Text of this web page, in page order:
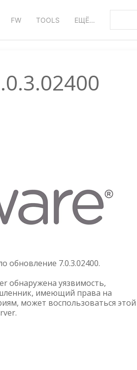
FW TOOLS ЕЩЁ…
обновление 7.0.3.02400.
обнаружена уязвимость,
имеющий права на
может воспользоваться этой